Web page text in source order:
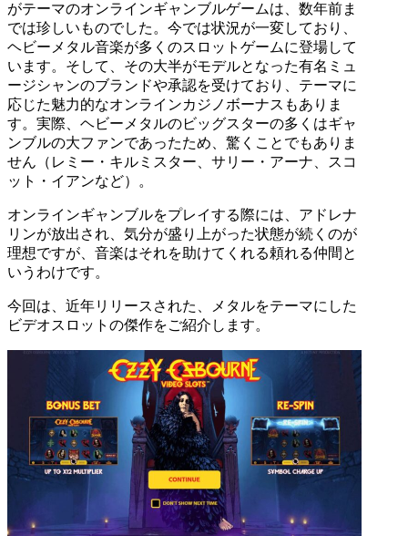
がテーマのオンラインギャンブルゲームは、数年前ま
では珍しいものでした。今では状況が一変しており、
ヘビーメタル音楽が多くのスロットゲームに登場して
います。そして、その大半がモデルとなった有名ミュ
ージシャンのブランドや承認を受けており、テーマに
応じた魅力的なオンラインカジノボーナスもありま
す。実際、ヘビーメタルのビッグスターの多くはギャ
ンブルの大ファンであったため、驚くことでもありま
せん（レミー・キルミスター、サリー・アーナ、スコ
ット・イアンなど）。
オンラインギャンブルをプレイする際には、アドレナ
リンが放出され、気分が盛り上がった状態が続くのが
理想ですが、音楽はそれを助けてくれる頼れる仲間と
いうわけです。
今回は、近年リリースされた、メタルをテーマにした
ビデオスロットの傑作をご紹介します。